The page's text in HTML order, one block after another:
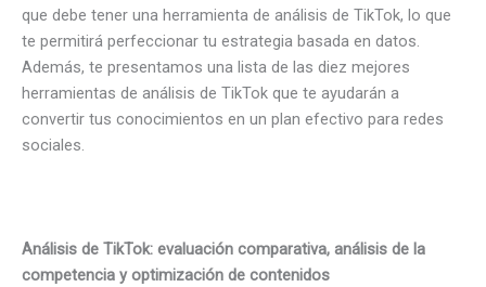
que debe tener una herramienta de análisis de TikTok, lo que
te permitirá perfeccionar tu estrategia basada en datos.
Además, te presentamos una lista de las diez mejores
herramientas de análisis de TikTok que te ayudarán a
convertir tus conocimientos en un plan efectivo para redes
sociales.
Análisis de TikTok: evaluación comparativa, análisis de la
competencia y optimización de contenidos